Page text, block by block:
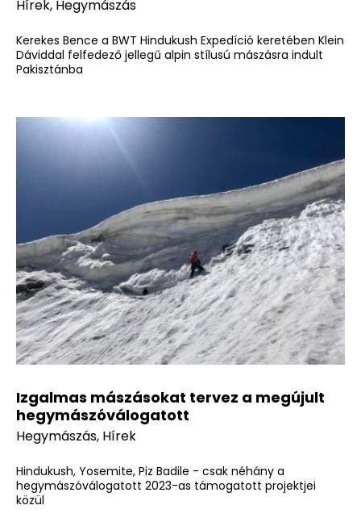
Hírek, Hegymászás
Kerekes Bence a BWT Hindukush Expedíció keretében Klein
Dáviddal felfedező jellegű alpin stílusú mászásra indult
Pakisztánba
Izgalmas mászásokat tervez a megújult
hegymászóválogatott
Hegymászás, Hírek
Hindukush, Yosemite, Piz Badile - csak néhány a
hegymászóválogatott 2023-as támogatott projektjei
közül